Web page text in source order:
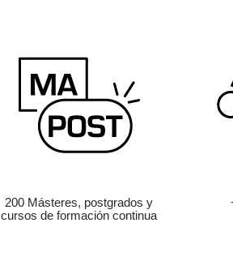
200 Másteres, postgrados y
cursos de formación continua